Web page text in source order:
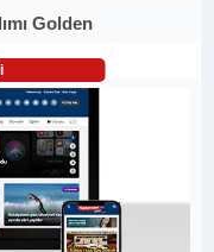
Golden